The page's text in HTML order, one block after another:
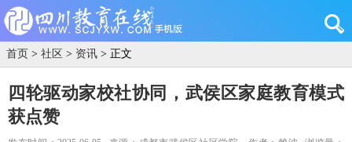
首页 > 社区 > 资讯 > 正文
四轮驱动家校社协同，武侯区家庭教育模式
获点赞